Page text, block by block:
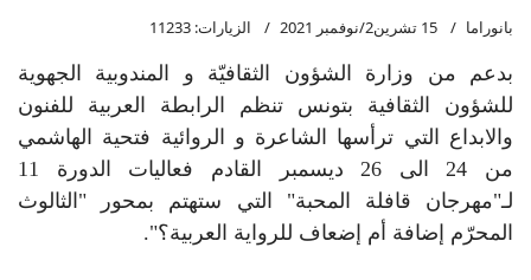
بانوراما 15 تشرين2/نوفمبر 2021 الزيارات: 11233
بدعم من وزارة الشؤون الثقافيّة و المندوبية الجهوية
للشؤون الثقافية بتونس تنظم الرابطة العربية للفنون
والابداع التي ترأسها الشاعرة و الروائية فتحية الهاشمي
من 24 الى 26 ديسمبر القادم فعاليات الدورة 11
لـ"مهرجان قافلة المحبة" التي ستهتم بمحور "الثالوث
المحرّم إضافة أم إضعاف للرواية العربية؟".